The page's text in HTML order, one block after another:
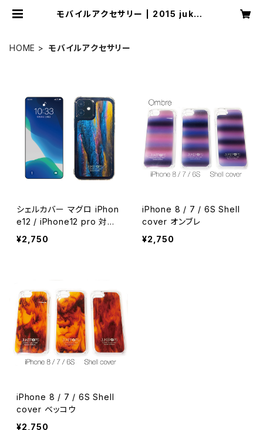
モバイルアクセサリー | 2015 jukep
HOME モバイルアクセサリー
シェルカバー マグロ iPhon
e12 / iPhone12 pro 対応
ケース
¥2,750
iPhone 8 / 7 / 6S Shell
cover オンブレ
¥2,750
iPhone 8 / 7 / 6S Shell
cover ベッコウ
¥2,750